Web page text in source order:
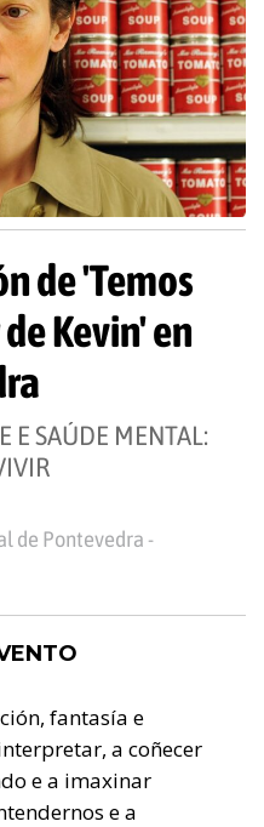
de 'Temos
Kevin' en
E SAÚDE MENTAL:
de Pontevedra -
fantasía e
a coñecer
e a imaxinar
e a